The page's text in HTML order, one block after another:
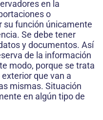
en la
o
su función únicamente
Se debe tener
y documentos. Así
de la información
modo, porque se trata
que van a
mismas. Situación
en algún tipo de